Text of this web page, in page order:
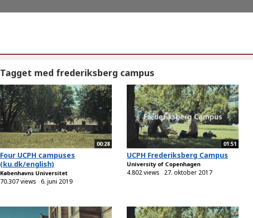
Tagget med frederiksberg campus
00:28
Four UCPH campuses
(ku.dk/english)
Københavns Universitet
70.307 views 6. juni 2019
01:51
UCPH Frederiksberg Campus
University of Copenhagen
4.802 views 27. oktober 2017